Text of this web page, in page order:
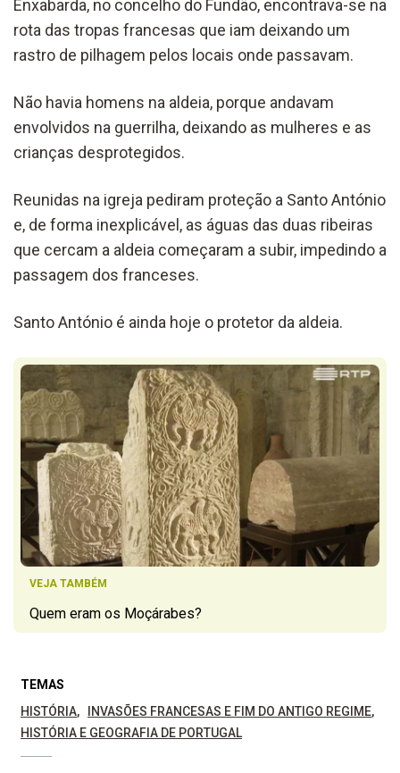
Enxabarda, no concelho do Fundão, encontrava-se na
rota das tropas francesas que iam deixando um
rastro de pilhagem pelos locais onde passavam.
Não havia homens na aldeia, porque andavam
envolvidos na guerrilha, deixando as mulheres e as
crianças desprotegidos.
Reunidas na igreja pediram proteção a Santo António
e, de forma inexplicável, as águas das duas ribeiras
que cercam a aldeia começaram a subir, impedindo a
passagem dos franceses.
Santo António é ainda hoje o protetor da aldeia.
VEJA TAMBÉM
Quem eram os Moçárabes?
TEMAS
HISTÓRIA
INVASÕES FRANCESAS E FIM DO ANTIGO REGIME
HISTÓRIA E GEOGRAFIA DE PORTUGAL